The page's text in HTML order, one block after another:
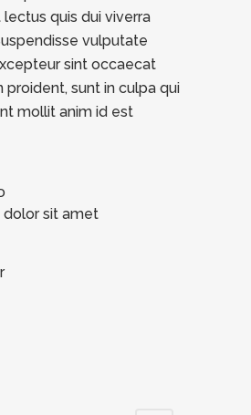
lectus quis dui viverra
vulputate
sint occaecat
proident, sunt in culpa qui
mollit anim id est
dolor sit amet